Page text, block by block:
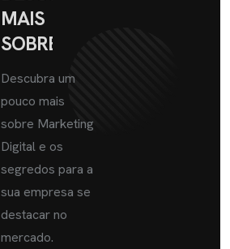
MAIS
SOBRE
Descubra um
pouco mais
sobre Marketing
Digital e os
segredos para a
sua empresa se
destacar no
mercado.